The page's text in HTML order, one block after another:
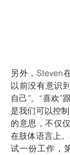
另外，Steven
以前没有意识
自己”。“喜欢”
是我们可以控
的意思，不仅
在肢体语言上
试一份工作，